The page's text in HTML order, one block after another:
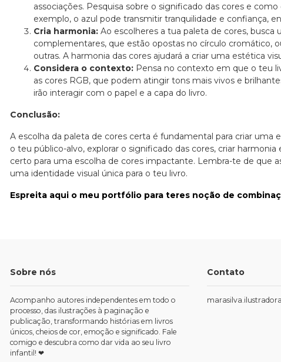
associações. Pesquisa sobre o significado das cores e
exemplo, o azul pode transmitir tranquilidade e confiança,
Cria harmonia: Ao escolheres a tua paleta de cores,
complementares, que estão opostas no círculo cromático,
outras. A harmonia das cores ajudará a criar uma estética
Considera o contexto: Pensa no contexto em que o teu
as cores RGB, que podem atingir tons mais vivos e
irão interagir com o papel e a capa do livro.
Conclusão:
A escolha da paleta de cores certa é fundamental para criar
o teu público-alvo, explorar o significado das cores, criar
certo para uma escolha de cores impactante. Lembra-te de que
uma identidade visual única para o teu livro.
Espreita aqui o meu portfólio para teres noção de
Sobre nós
Acompanho autores independentes em todo o
processo, das ilustrações à paginação e
publicação, transformando histórias em livros
únicos, cheios de cor, emoção e significado. Fale
comigo e descubra como dar vida ao seu livro
infantil! ❤
Contato